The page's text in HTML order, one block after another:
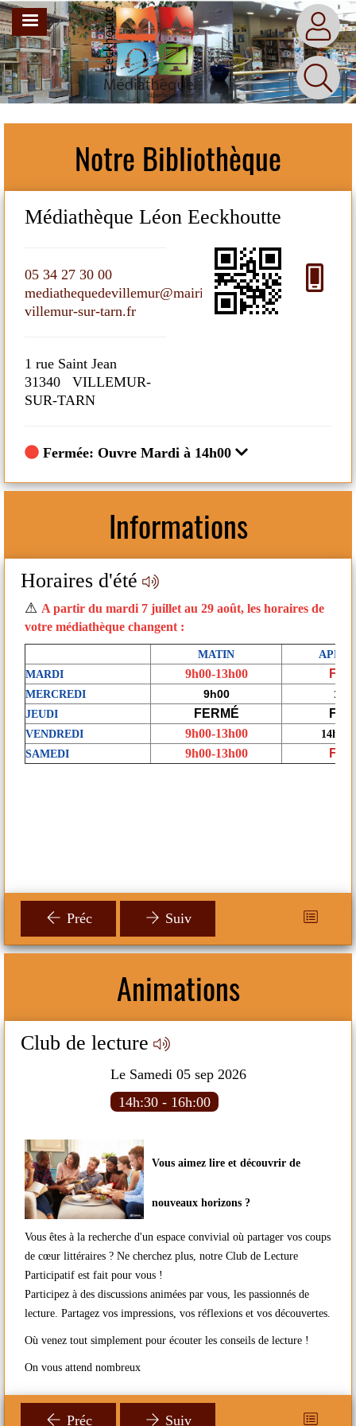
Aller
au
contenu
principal
MENU
Notre Bibliothèque
Médiathèque Léon Eeckhoutte
05 34 27 30 00
mediathequedevillemur@mairie-
villemur-sur-tarn.fr
1 rue Saint Jean
31340 VILLEMUR-
SUR-TARN
Fermée: Ouvre Mardi à 14h00
Informations
Horaires d'été
⚠ A partir du mardi 7 juillet au 29 août, les horaires de
votre médiathèque changent :
MATIN
MARDI
9h00-13h00
MERCREDI 9h00 18
JEUDI FERMÉ
VENDREDI 9h00-13h00
SAMEDI
9h00-13h00
Préc Suiv
Animations
Club de lecture
Le Samedi 05 sep 2026
14h:30 - 16h:00
Vous aimez lire et découvrir de
nouveaux horizons ?
Vous êtes à la recherche d'un espace convivial où partager vos coups
de cœur littéraires ? Ne cherchez plus, notre Club de Lecture
Participatif est fait pour vous !
Participez à des discussions animées par vous, les passionnés de
lecture. Partagez vos impressions, vos réflexions et vos découvertes.
Où venez tout simplement pour écouter les conseils de lecture !
On vous attend nombreux
Préc Suiv